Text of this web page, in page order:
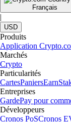
Français
|
USD
Produits
Application
Marchés
Crypto
Particularités
CartesPaniersEarn
Entreprises
GardePay pour
Développeurs
Cronos PoSCronos